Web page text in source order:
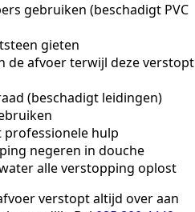
gebruiken (beschadigt PVC
gieten
de afvoer terwijl deze verstopt
(beschadigt leidingen)
professionele hulp
negeren in douche
alle verstopping oplost
verstopt altijd over aan